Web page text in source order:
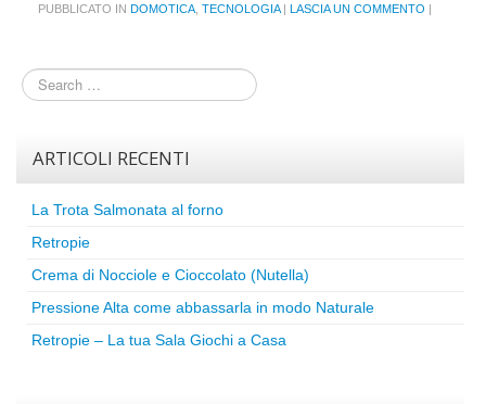
PUBBLICATO IN DOMOTICA TECNOLOGIA | LASCIA UN COMMENTO |
ARTICOLI RECENTI
La Trota Salmonata al forno
Retropie
Crema di Nocciole e Cioccolato (Nutella)
Pressione Alta come abbassarla in modo Naturale
Retropie – La tua Sala Giochi a Casa